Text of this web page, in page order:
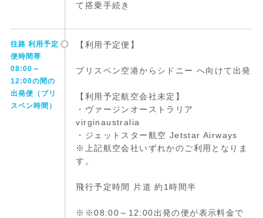
て搭乗手続き
往路 利用予定
便時間帯
08:00～
12:00の間の
出発便（ブリ
スベン時間）
【利用予定便】
ブリスベン空港からシドニー へ向けて出発
【利用予定航空会社未定】
・ヴァージンオーストラリア
virginaustralia
・ジェットスター航空 Jetstar Airways
※上記航空会社いずれかのご利用となりま
す。
飛行予定時間 片道 約1時間半
※※08:00～12:00出発の便が表示料金で